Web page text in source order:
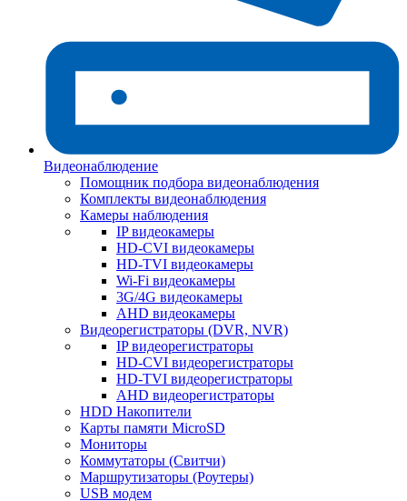
Видеонаблюдение
Помощник подбора видеонаблюдения
Комплекты видеонаблюдения
Камеры наблюдения
IP видеокамеры
HD-CVI видеокамеры
HD-TVI видеокамеры
Wi-Fi видеокамеры
3G/4G видеокамеры
AHD видеокамеры
Видеорегистраторы (DVR, NVR)
IP видеорегистраторы
HD-CVI видеорегистраторы
HD-TVI видеорегистраторы
AHD видеорегистраторы
HDD Накопители
Карты памяти MicroSD
Мониторы
Коммутаторы (Свитчи)
Маршрутизаторы (Роутеры)
USB модем